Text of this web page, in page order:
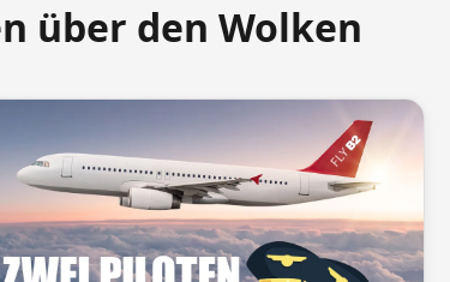
über den Wolken